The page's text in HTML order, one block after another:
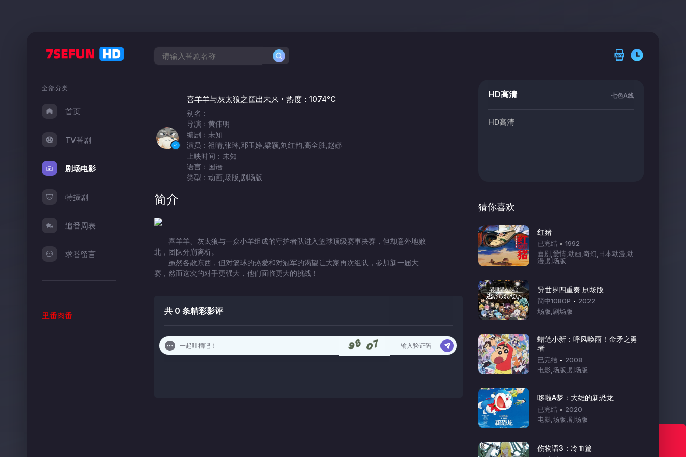
Www.7sefun.Top
全部分类
首页
TV番剧
剧场电影
特摄剧
追番周表
求番留言
里番肉番
喜羊羊与灰太狼之筐出未来 热度：1074°C
别名：
导演：黄伟明
编剧：未知
演员：祖晴,张琳,邓玉婷,梁颖,刘红韵,高全胜,赵娜
上映时间：未知
语言：国语
类型：动画,场版,剧场版
简介
喜羊羊、灰太狼与一众小羊组成的守护者队进入篮球顶级赛事决赛，但却意外地败
北，团队分崩离析。
虽然各散东西，但对篮球的热爱和对冠军的渴望让大家再次组队，参加新一届大
赛，然而这次的对手更强大，他们面临更大的挑战！
共 0 条精彩影评
HD高清 七色A线
HD高清
猜你喜欢
红猪
已完结
1992
喜剧,爱情,动画,奇幻,日本动漫,动
漫,剧场版
异世界四重奏 剧场版
简中1080P
2022
场版,剧场版
蜡笔小新：呼风唤雨！金矛之勇
者
已完结
2008
电影,场版,剧场版
哆啦A梦：大雄的新恐龙
已完结
2020
电影,场版,剧场版
伤物语3：冷血篇